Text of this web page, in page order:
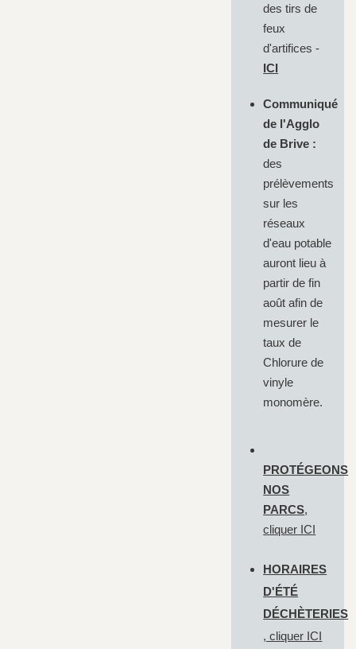
des tirs de
feux
d'artifices -
ICI
Communiqué
de l'Agglo
de Brive :
des
prélèvements
sur les
réseaux
d'eau potable
auront lieu à
partir de fin
août afin de
mesurer le
taux de
Chlorure de
vinyle
monomère.
PROTÉGEONS
NOS
PARCS,
cliquer ICI
HORAIRES
D'ÉTÉ
DÉCHÈTERIES
, cliquer ICI